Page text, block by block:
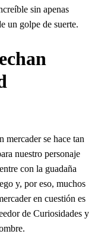
sin apenas
un golpe de suerte.
mercader se hace tan
nuestro personaje
entre con la guadaña
y, por eso, muchos
en cuestión es
de Curiosidades y